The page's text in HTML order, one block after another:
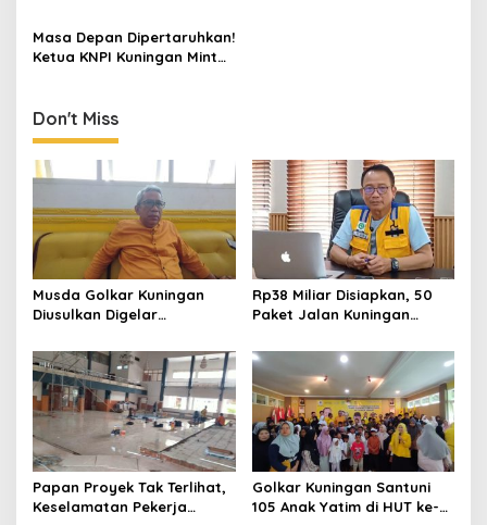
Sertifikat BNSP
Masa Depan Dipertaruhkan!
Ketua KNPI Kuningan Minta
Don't Miss
Musda Golkar Kuningan
Diusulkan Digelar
Mulai Matangkan Persiapan
Rp38 Miliar Disiapkan, 50
Paket Jalan Kuningan
Kilometer
Papan Proyek Tak Terlihat,
Keselamatan Pekerja
Golkar Kuningan Santuni
105 Anak Yatim di HUT ke-